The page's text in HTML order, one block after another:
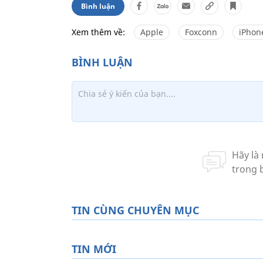
Bình luận
Xem thêm về: Apple Foxconn
TIN CÙNG CHUYÊN MỤC
TIN MỚI